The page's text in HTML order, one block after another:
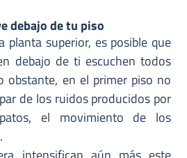
debajo de tu piso
planta superior, es posible que
debajo de ti escuchen todos
obstante, en el primer piso no
de los ruidos producidos por
el movimiento de los